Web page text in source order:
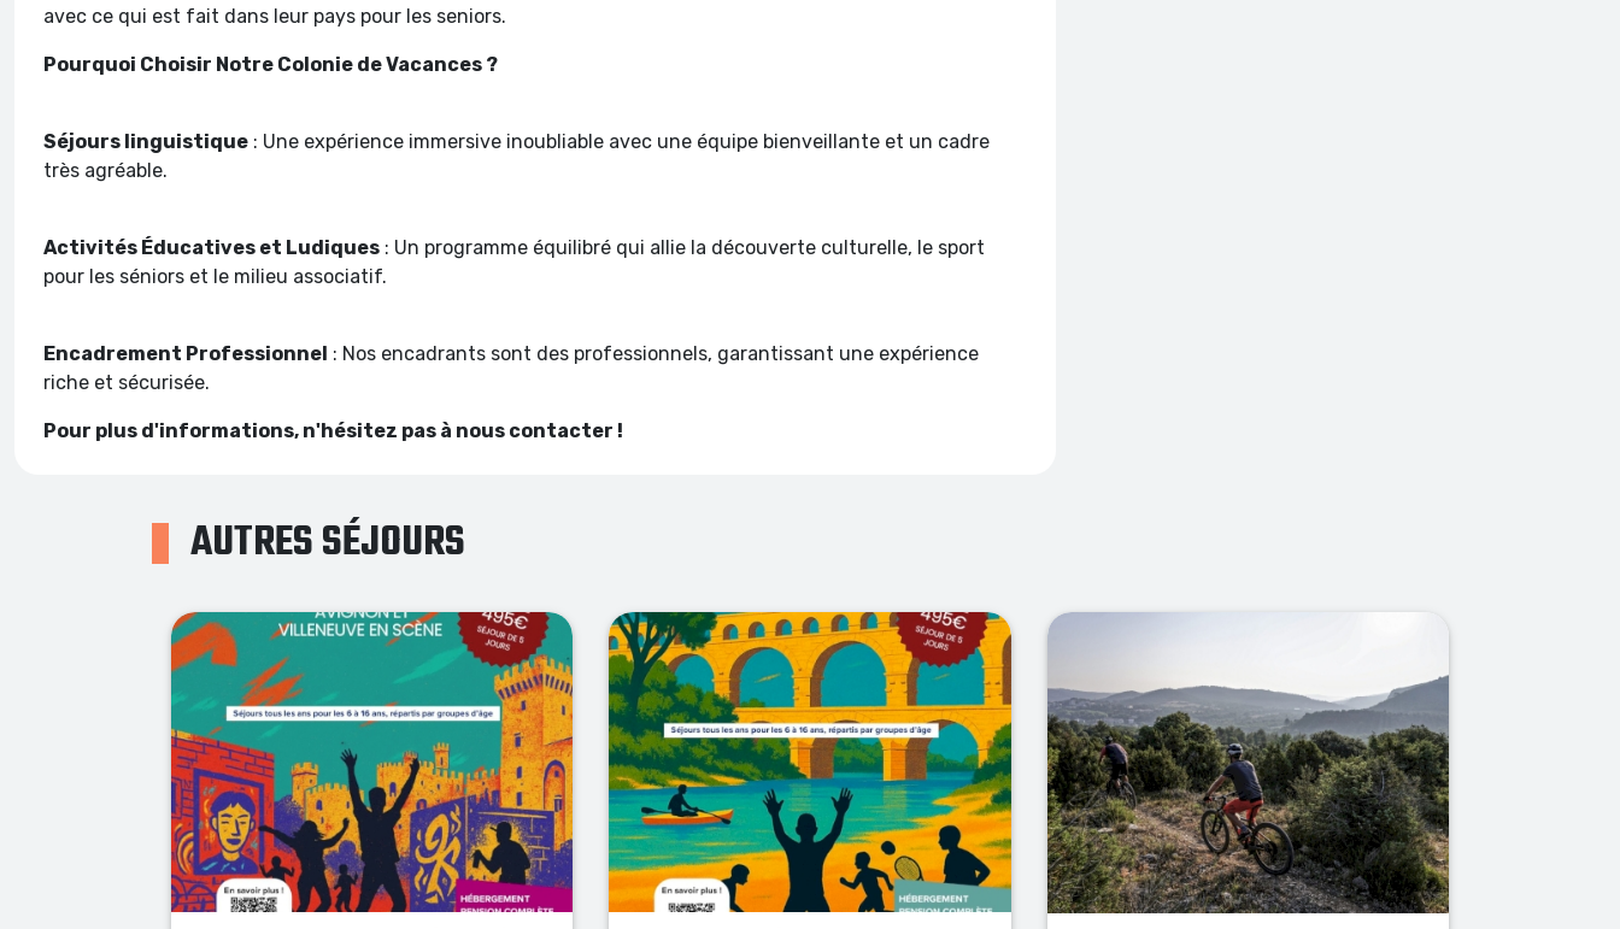
avec ce qui est fait dans leur pays pour les seniors.
Pourquoi Choisir Notre Colonie de Vacances ?
Séjours linguistique : Une expérience immersive inoubliable avec une équipe bienveillante et un cadre
très agréable.
Activités Éducatives et Ludiques : Un programme équilibré qui allie la découverte culturelle, le sport
pour les séniors et le milieu associatif.
Encadrement Professionnel : Nos encadrants sont des professionnels, garantissant une expérience
riche et sécurisée.
Pour plus d'informations, n'hésitez pas à nous contacter !
AUTRES SÉJOURS